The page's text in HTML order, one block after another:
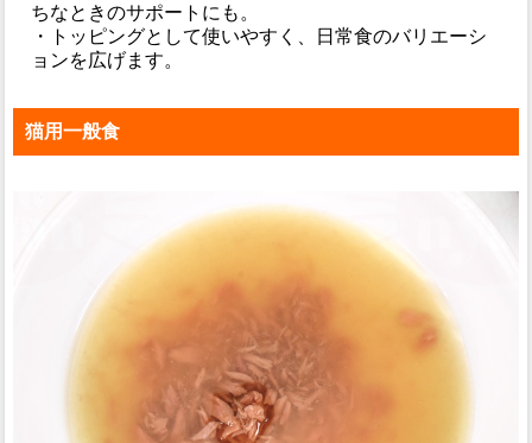
ちなときのサポートにも。
・トッピングとして使いやすく、日常食のバリエーシ
ョンを広げます。
猫用一般食